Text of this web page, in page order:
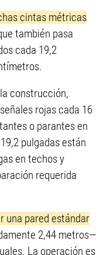
cintas métricas
también pasa
cada 19,2
construcción,
rojas cada 16
o parantes en
pulgadas están
en techos y
requerida
una pared estándar
2,44 metros—
La operación es